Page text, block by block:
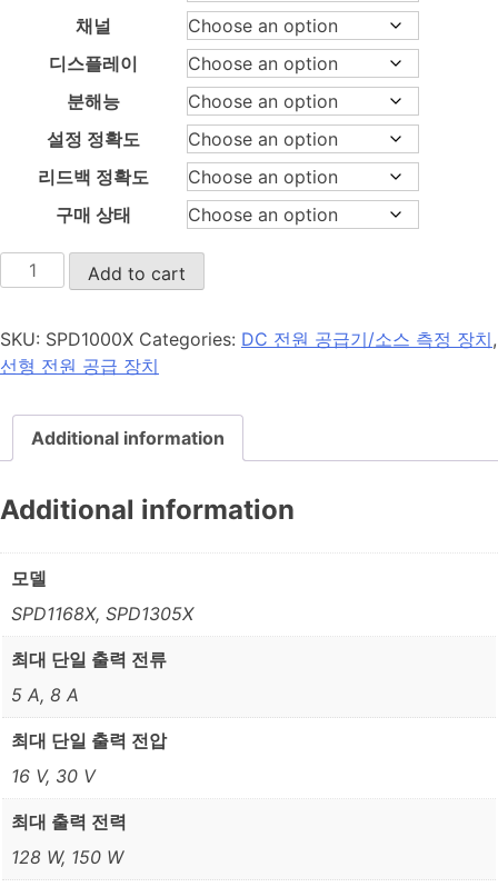
채널
디스플레이
분해능
설정 정확도
리드백 정확도
구매 상태
SPD1000X
quantity
Add to cart
SKU: SPD1000X Categories: DC 전원 공급기/소스 측정 장치,
선형 전원 공급 장치
Additional information
Additional information
모델
SPD1168X, SPD1305X
최대 단일 출력 전류
5 A, 8 A
최대 단일 출력 전압
16 V, 30 V
최대 출력 전력
128 W, 150 W